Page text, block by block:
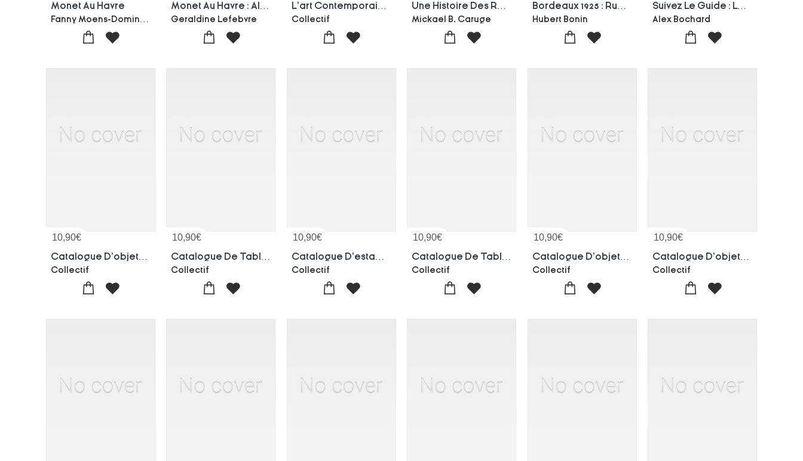
Monet Au Havre
Geraldine Lefebvre Collectif Mickael B. Caruge Hubert Bonin
Suivez Le Guide : Le Radeau De La Meduse
Alex Bochard
10,90€
Collectif
10,90€
Collectif
10,90€
Collectif
10,90€
Collectif
10,90€
Collectif
10,90€
Collectif